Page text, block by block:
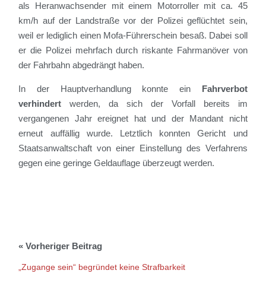
als Heranwachsender mit einem Motorroller mit ca. 45
km/h auf der Landstraße vor der Polizei geflüchtet sein,
weil er lediglich einen Mofa-Führerschein besaß. Dabei soll
er die Polizei mehrfach durch riskante Fahrmanöver von
der Fahrbahn abgedrängt haben.
In der Hauptverhandlung konnte ein Fahrverbot
verhindert werden, da sich der Vorfall bereits im
vergangenen Jahr ereignet hat und der Mandant nicht
erneut auffällig wurde. Letztlich konnten Gericht und
Staatsanwaltschaft von einer Einstellung des Verfahrens
gegen eine geringe Geldauflage überzeugt werden.
„Zugange sein“ begründet keine Strafbarkeit